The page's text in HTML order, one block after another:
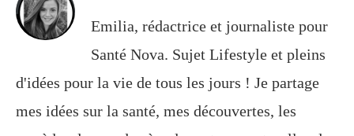
Emilia, rédactrice et journaliste pour
Santé Nova. Sujet Lifestyle et pleins
d'idées pour la vie de tous les jours ! Je partage
mes idées sur la santé, mes découvertes, les